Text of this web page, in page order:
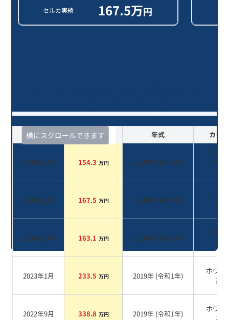
セルカ実績 167.5万円 セ
横にスクロールできます
査定時期 セルカ実績 年式 カラー
2025年12月 154.3 万円 2019年 (令和1年)
ポーラ
ホワイ
系
2025年11月 167.5 万円 2019年 (令和1年)
ホワイ
系
2024年10月 163.1 万円 2019年 (令和1年)
ブラッ
系
2023年1月 233.5 万円 2019年 (令和1年)
ホワイ
系
2022年9月 338.8 万円 2019年 (令和1年)
ホワイ